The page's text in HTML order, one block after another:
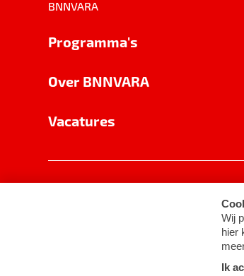
BNNVARA
Programma's
Over BNNVARA
Vacatures
Cookie-instellingen